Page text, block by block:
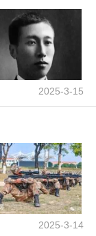
2025-3-15
2025-3-14